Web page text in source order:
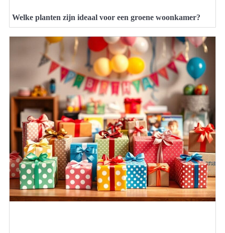
Welke planten zijn ideaal voor een groene woonkamer?